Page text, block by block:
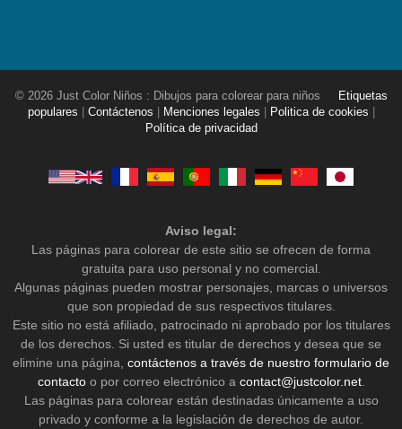
© 2026 Just Color Niños : Dibujos para colorear para niños
Etiquetas
populares
Contáctenos Menciones legales Politica de cookies
Política de privacidad
Aviso legal:
Las páginas para colorear de este sitio se ofrecen de forma
gratuita para uso personal y no comercial.
Algunas páginas pueden mostrar personajes, marcas o universos
que son propiedad de sus respectivos titulares.
Este sitio no está afiliado, patrocinado ni aprobado por los titulares
de los derechos. Si usted es titular de derechos y desea que se
elimine una página, contáctenos a través de nuestro formulario de
contactoo por correo electrónico a contact@justcolor.net.
Las páginas para colorear están destinadas únicamente a uso
privado y conforme a la legislación de derechos de autor.